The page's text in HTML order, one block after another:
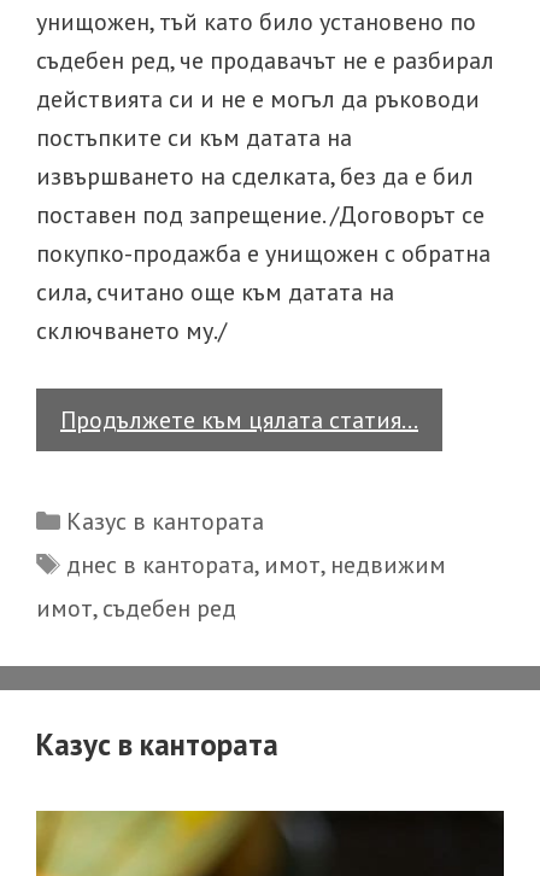
унищожен, тъй като било установено по
съдебен ред, че продавачът не е разбирал
действията си и не е могъл да ръководи
постъпките си към датата на
извършването на сделката, без да е бил
поставен под запрещение. /Договорът се
покупко-продажба е унищожен с обратна
сила, считано още към датата на
сключването му./
Продължете към цялата статия…
в
Categories
Казус в кантората
Tags
днес в кантората, имот, недвижим
имот,съдебен ред
Казус в кантората